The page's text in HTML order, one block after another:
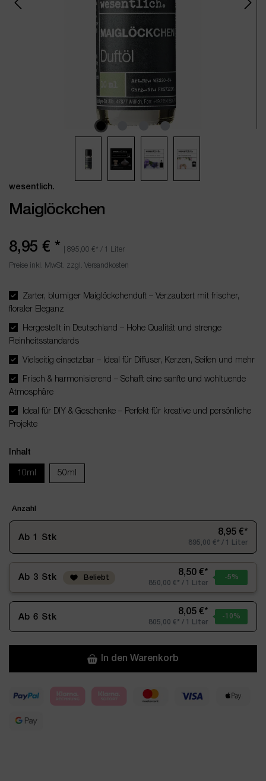
wesentlich.
Maiglöckchen
8,95 € * 895,00 € * / 1 Liter
Preise inkl. MwSt. zzgl. Versandkosten
Zarter, blumiger Maiglöckchenduft – Verzaubert mit frischer,
floraler Eleganz
Hergestellt in Deutschland – Hohe Qualität und strenge
Reinheitsstandards
Vielseitig einsetzbar – Ideal für Diffuser, Kerzen, Seifen und mehr
Frisch & harmonisierend – Schafft eine sanfte und wohltuende
Atmosphäre
Ideal für DIY & Geschenke – Perfekt für kreative und persönliche
Projekte
Inhalt
10ml 50ml
Anzahl
Ab 1 Stk
8,95 €*
895,00 €* / 1 Liter
Ab 3 Stk Beliebt
8,50 €*
850,00 €* / 1 Liter
-5%
Ab 6 Stk
8,05 €*
805,00 €* / 1 Liter
-10%
In den Warenkorb